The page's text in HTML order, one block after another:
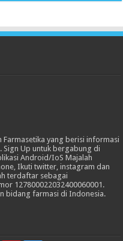
Farmasetika yang berisi informasi
Up untuk bergabung di
Android/IoS Majalah
Ikuti twitter, instagram dan
terdaftar sebagai
127800022032400060001.
bidang farmasi di Indonesia.